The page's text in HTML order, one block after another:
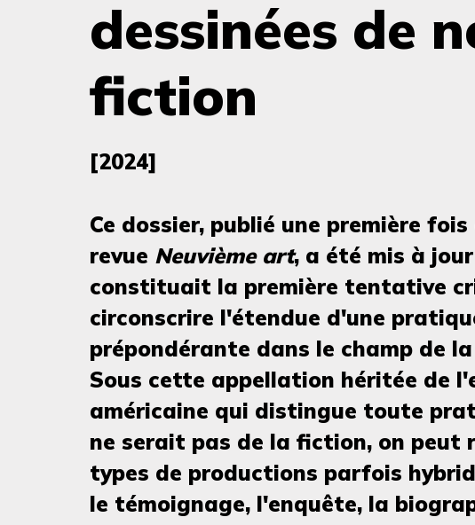
dessinées de
fiction
[2024]
Ce dossier, publié une première
revue Neuvième art, a été mis à
constituait la première tentative
circonscrire l'étendue d'une
prépondérante dans le champ de
Sous cette appellation héritée de
américaine qui distingue toute
ne serait pas de la fiction, on peut
types de productions parfois
le témoignage, l'enquête, la